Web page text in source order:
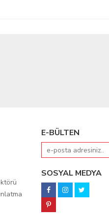
E-BÜLTEN
SOSYAL MEDYA